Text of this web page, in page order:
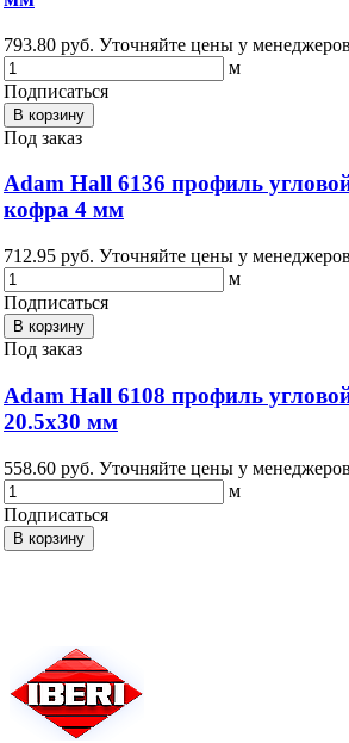
793.80 руб. Уточняйте цены у
м
Подписаться
В корзину
Под заказ
Adam Hall 6136 профиль
кофра 4 мм
712.95 руб. Уточняйте цены у
м
Подписаться
В корзину
Под заказ
Adam Hall 6108 профиль
20.5х30 мм
558.60 руб. Уточняйте цены у
м
Подписаться
В корзину